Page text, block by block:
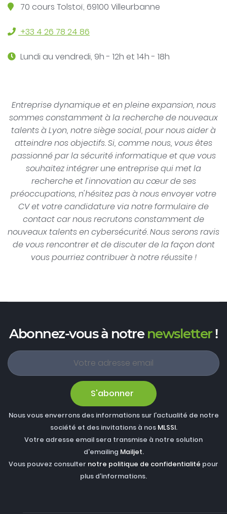
70 cours Tolstoï, 69100 Villeurbanne
+33 4 26 78 24 86
Lundi au vendredi, 9h - 12h et 14h - 18h
Entreprise dynamique et en pleine expansion, nous
sommes constamment à la recherche de nouveaux
talents à Lyon, notre siège social, pour nous aider à
atteindre nos objectifs. Si, comme nous, vous êtes
passionné par la sécurité informatique et que vous
souhaitez intégrer une entreprise qui met la
recherche et l’innovation au cœur de ses
préoccupations, n'hésitez pas à nous envoyer votre
CV et votre candidature via notre formulaire de
contact car nous recrutons constamment de
nouveaux talents en cybersécurité. Nous serons ravis
de vous rencontrer et de discuter de la façon dont
vous pourriez contribuer à notre réussite !
Abonnez-vous à notrenewsletter!
S'abonner
Nous vous enverrons des informations sur l'actualité de notre
société et des invitations à nos MLSSI.
Votre adresse email sera transmise à notre solution
d'emailing Mailjet.
Vous pouvez consulter notre politique de confidentialité pour
plus d'informations.